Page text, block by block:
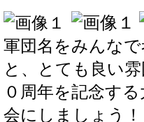
軍団名をみんな
と、とても良い
０周年を記念す
会にしましょう！